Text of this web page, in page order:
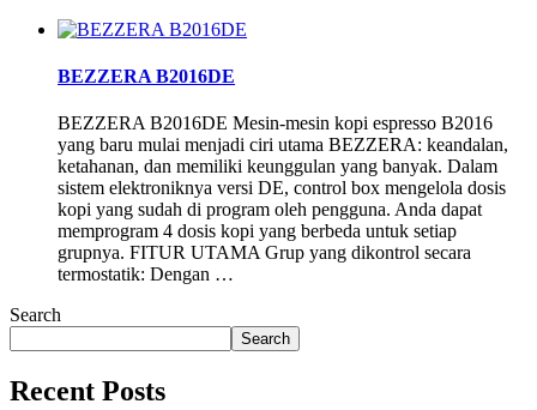
BEZZERA B2016DE
BEZZERA B2016DE Mesin-mesin kopi espresso B2016
yang baru mulai menjadi ciri utama BEZZERA: keandalan,
ketahanan, dan memiliki keunggulan yang banyak. Dalam
sistem elektroniknya versi DE, control box mengelola dosis
kopi yang sudah di program oleh pengguna. Anda dapat
memprogram 4 dosis kopi yang berbeda untuk setiap
grupnya. FITUR UTAMA Grup yang dikontrol secara
termostatik: Dengan …
Search
Search
Recent Posts